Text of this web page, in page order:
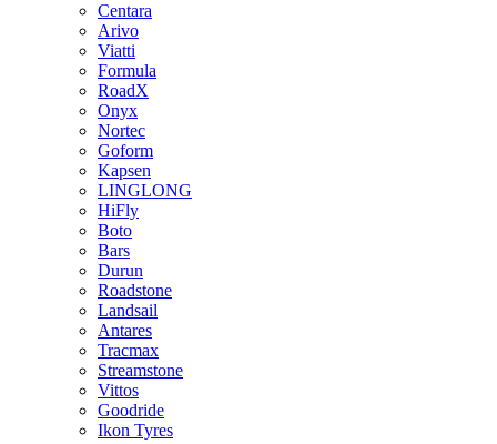
Centara
Arivo
Viatti
Formula
RoadX
Onyx
Nortec
Goform
Kapsen
LINGLONG
HiFly
Boto
Bars
Durun
Roadstone
Landsail
Antares
Tracmax
Streamstone
Vittos
Goodride
Ikon Tyres